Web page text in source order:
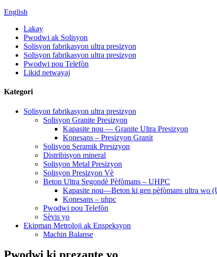
English
Lakay
Pwodwi ak Solisyon
Solisyon fabrikasyon ultra presizyon
Solisyon fabrikasyon ultra presizyon
Pwodwi pou Telefòn
Likid netwayaj
Kategori
Solisyon fabrikasyon ultra presizyon
Solisyon Granite Presizyon
Kapasite nou — Granite Ultra Presizyon
Konesans – Presizyon Granit
Solisyon Seramik Presizyon
Distribisyon mineral
Solisyon Metal Presizyon
Solisyon Presizyon Vè
Beton Ultra Segondè Pèfòmans – UHPC
Kapasite nou—Beton ki gen pèfòmans ultra wo
Konesans – uhpc
Pwodwi pou Telefòn
Sèvis yo
Ekipman Metroloji ak Enspeksyon
Machin Balanse